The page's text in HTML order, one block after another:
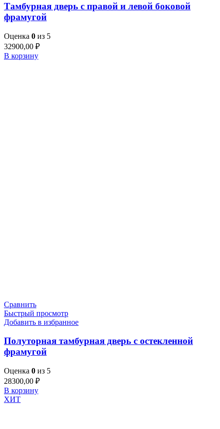
Тамбурная дверь с правой и левой боковой
фрамугой
Оценка 0 из 5
32900,00 ₽
В корзину
Сравнить
Быстрый просмотр
Добавить в избранное
Полуторная тамбурная дверь с остекленной
фрамугой
Оценка 0 из 5
28300,00 ₽
В корзину
ХИТ